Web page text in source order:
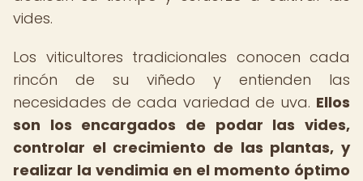
vides.
Los viticultores tradicionales conocen cada
rincón de su viñedo y entienden las
necesidades de cada variedad de uva. Ellos
son los encargados de podar las vides,
controlar el crecimiento de las plantas, y
realizar la vendimia en el momento óptimo